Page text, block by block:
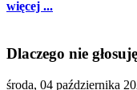
więcej ...
Dlaczego nie
środa, 04 października